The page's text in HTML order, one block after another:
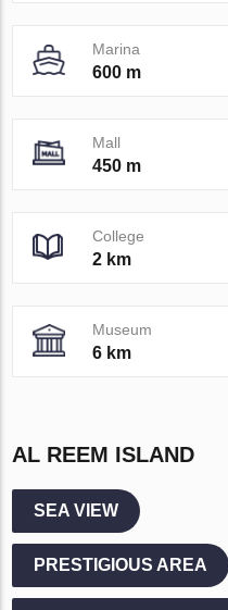
Marina
600 m
Mall
450 m
College
2 km
Museum
6 km
AL REEM ISLAND
SEA VIEW
PRESTIGIOUS AREA